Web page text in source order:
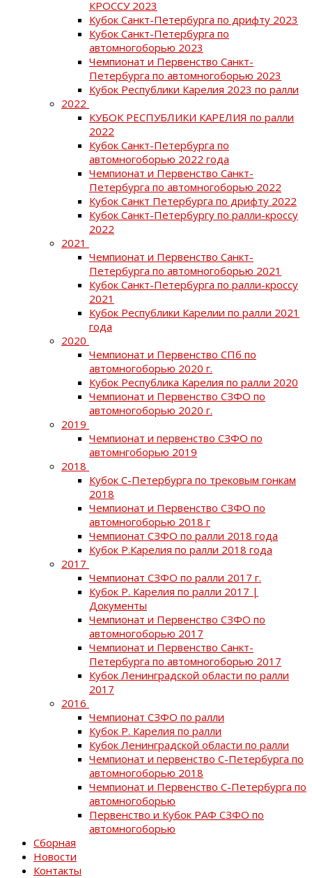
КРОССУ 2023
Кубок Санкт-Петербурга по дрифту 2023
Кубок Санкт-Петербурга по
автомногоборью 2023
Чемпионат и Первенство Санкт-
Петербурга по автомногоборью 2023
Кубок Республики Карелия 2023 по ралли
2022
КУБОК РЕСПУБЛИКИ КАРЕЛИЯ по ралли
2022
Кубок Санкт-Петербурга по
автомногоборью 2022 года
Чемпионат и Первенство Санкт-
Петербурга по автомногоборью 2022
Кубок Санкт Петербурга по дрифту 2022
Кубок Санкт-Петербургу по ралли-кроссу
2022
2021
Чемпионат и Первенство Санкт-
Петербурга по автомногоборью 2021
Кубок Санкт-Петербурга по ралли-кроссу
2021
Кубок Республики Карелии по ралли 2021
года
2020
Чемпионат и Первенство СПб по
автомногоборью 2020 г.
Кубок Республика Карелия по ралли 2020
Чемпионат и Первенство СЗФО по
автомногоборью 2020 г.
2019
Чемпионат и первенство СЗФО по
автомнгоборью 2019
2018
Кубок С-Петербурга по трековым гонкам
2018
Чемпионат и Первенство СЗФО по
автомногоборью 2018 г
Чемпионат СЗФО по ралли 2018 года
Кубок Р.Карелия по ралли 2018 года
2017
Чемпионат СЗФО по ралли 2017 г.
Кубок Р. Карелия по ралли 2017 |
Документы
Чемпионат и Первенство СЗФО по
автомногоборью 2017
Чемпионат и Первенство Санкт-
Петербурга по автомногоборью 2017
Кубок Ленинградской области по ралли
2017
2016
Чемпионат СЗФО по ралли
Кубок Р. Карелия по ралли
Кубок Ленинградской области по ралли
Чемпионат и первенство С-Петербурга по
автомногоборью 2018
Чемпионат и Первенство С-Петербурга по
автомногоборью
Первенство и Кубок РАФ СЗФО по
автомногоборью
Сборная
Новости
Контакты